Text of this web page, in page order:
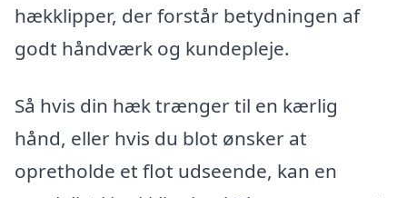
hækklipper, der forstår betydningen af
godt håndværk og kundepleje.
Så hvis din hæk trænger til en kærlig
hånd, eller hvis du blot ønsker at
opretholde et flot udseende, kan en